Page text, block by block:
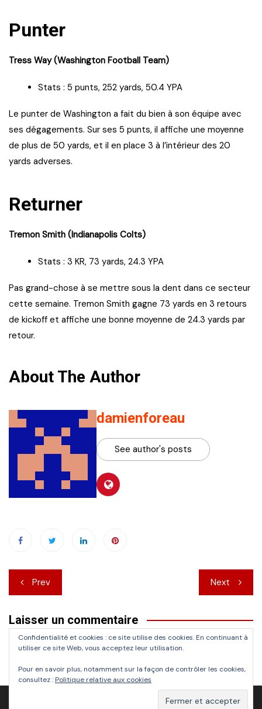
Punter
Tress Way (Washington Football Team)
Stats : 5 punts, 252 yards, 50.4 YPA
Le punter de Washington a fait du bien à son équipe avec
ses dégagements. Sur ses 5 punts, il affiche une moyenne
de plus de 50 yards, et il en place 3 à l’intérieur des 20
yards adverses.
Returner
Tremon Smith (Indianapolis Colts)
Stats : 3 KR, 73 yards, 24.3 YPA
Pas grand-chose à se mettre sous la dent dans ce secteur
cette semaine. Tremon Smith gagne 73 yards en 3 retours
de kickoff et affiche une bonne moyenne de 24.3 yards par
retour.
About The Author
damienforeau
See author's posts
Navigation
de
l’article
Prev Next
Laisser un commentaire
Vous devezvous connecterpour publier un commentaire.
Confidentialité et cookies : ce site utilise des cookies. En continuant à
utiliser ce site Web, vous acceptez leur utilisation.
Pour en savoir plus, notamment sur la façon de contrôler les cookies,
consultez : Politique relative aux cookies